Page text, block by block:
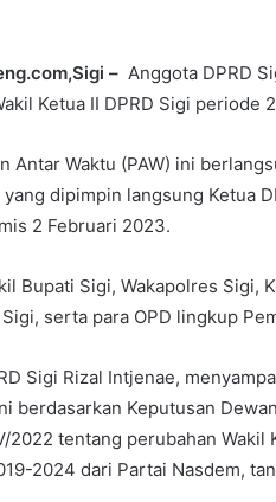
– Anggota DPRD
Ketua II DPRD Sigi periode
Antar Waktu (PAW) ini
dipimpin langsung Ketua
2 Februari 2023.
Bupati Sigi, Wakapolres Sigi,
serta para OPD lingkup
Sigi Rizal Intjenae,
berdasarkan Keputusan
2022 tentang perubahan Wakil
2024 dari Partai Nasdem,